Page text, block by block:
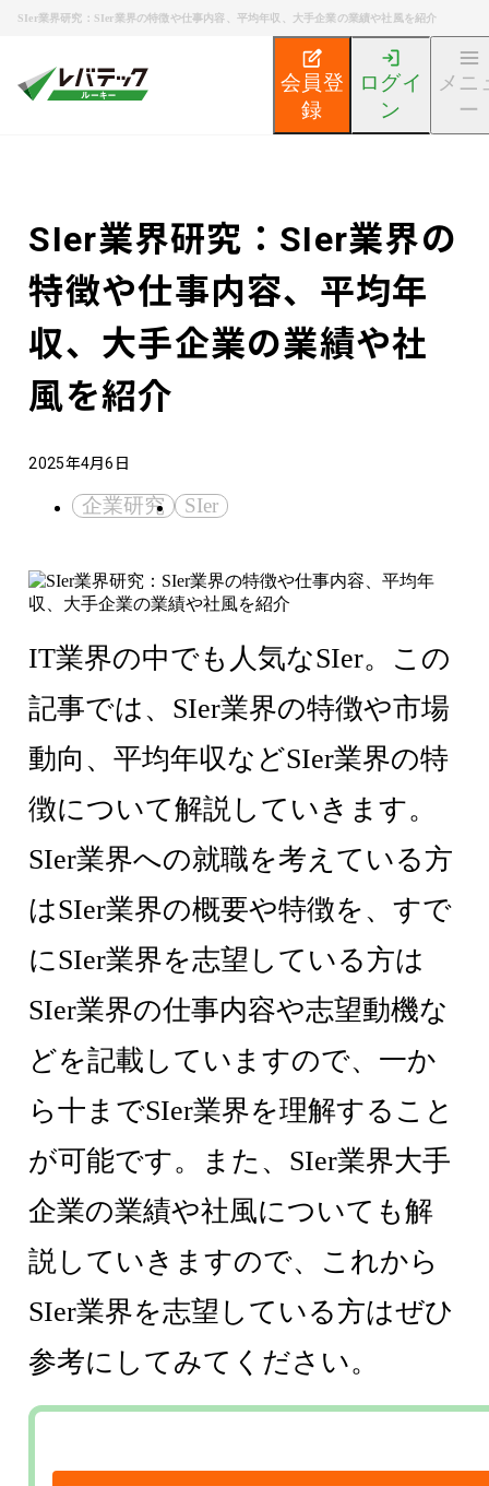
SIer業界研究：SIer業界の特徴や仕事内容、平均年収、大手企業の業績や社風を紹介
会員登
録
ログイ
ン
メニ
ー
エンジニア就活ノウハウ記事
SIer業界研究：SIer業界の
特徴や仕事内容、平均年
収、大手企業の業績や社
風を紹介
2025年4月6日
企業研究 SIer
IT業界の中でも人気なSIer。この
記事では、SIer業界の特徴や市場
動向、平均年収などSIer業界の特
徴について解説していきます。
SIer業界への就職を考えている方
はSIer業界の概要や特徴を、すで
にSIer業界を志望している方は
SIer業界の仕事内容や志望動機な
どを記載していますので、一か
ら十までSIer業界を理解すること
が可能です。また、SIer業界大手
企業の業績や社風についても解
説していきますので、これから
SIer業界を志望している方はぜひ
参考にしてみてください。